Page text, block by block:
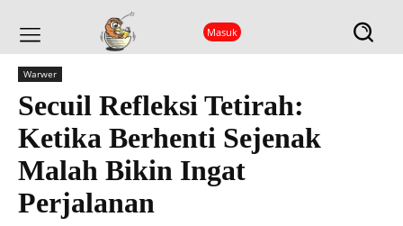
Masuk
Beranda Warwer
Warwer
Secuil Refleksi Tetirah:
Ketika Berhenti Sejenak
Malah Bikin Ingat
Perjalanan